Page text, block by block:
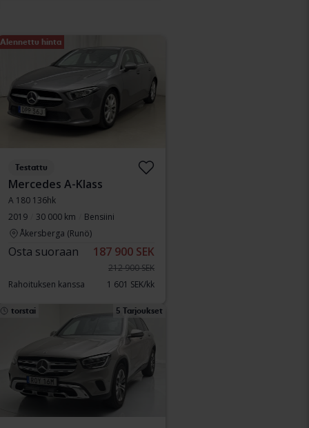
Alennettu hinta
Testattu
Mercedes A-Klass
A 180 136hk
2019
30 000 km
Bensiini
Åkersberga (Runö)
Osta suoraan 187 900 SEK
212 900 SEK
Rahoituksen kanssa
1 601 SEK/kk
torstai 5 Tarjoukset